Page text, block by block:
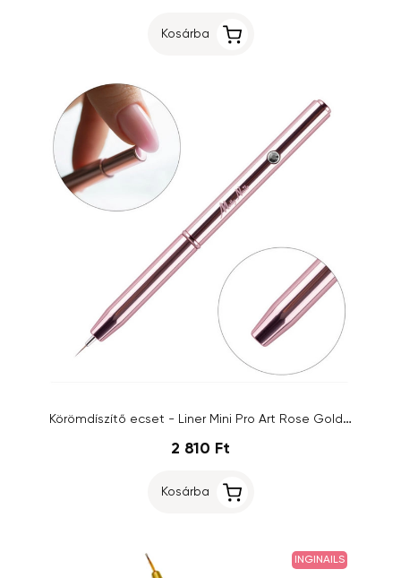
Kosárba
Körömdíszítő ecset - Liner Mini Pro Art Rose Gold 5mm
2 810 Ft
Kosárba
INGINAILS